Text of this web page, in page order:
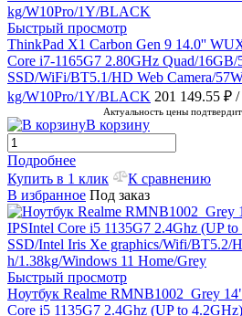
Быстрый просмотр
ThinkPad X1 Carbon Gen 9 14.0''
Core i7-1165G7 2.80GHz Quad/16GB/
SSD/WiFi/BT5.1/HD Web Camera/
kg/W10Pro/1Y/BLACK 201 149.55 ₽
Актуальность цены
В корзину
Подробнее
Купить в 1 клик
К сравнению
В избранное Под заказ
Быстрый просмотр
Ноутбук Realme RMNB1002_Grey
Core i5 1135G7 2.4Ghz (UP to